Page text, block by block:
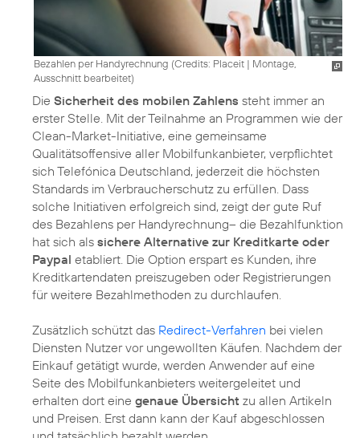
Bezahlen per Handyrechnung (Credits: Placeit | Montage,
Ausschnitt bearbeitet)
Die Sicherheit des mobilen Zahlens steht immer an
erster Stelle. Mit der Teilnahme an Programmen wie der
Clean-Market-Initiative, eine gemeinsame
Qualitätsoffensive aller Mobilfunkanbieter, verpflichtet
sich Telefónica Deutschland, jederzeit die höchsten
Standards im Verbraucherschutz zu erfüllen. Dass
solche Initiativen erfolgreich sind, zeigt der gute Ruf
des Bezahlens per Handyrechnung– die Bezahlfunktion
hat sich als sichere Alternative zur Kreditkarte oder
Paypal etabliert. Die Option erspart es Kunden, ihre
Kreditkartendaten preiszugeben oder Registrierungen
für weitere Bezahlmethoden zu durchlaufen.
Zusätzlich schützt das Redirect-Verfahren bei vielen
Diensten Nutzer vor ungewollten Käufen. Nachdem der
Einkauf getätigt wurde, werden Anwender auf eine
Seite des Mobilfunkanbieters weitergeleitet und
erhalten dort eine genaue Übersicht zu allen Artikeln
und Preisen. Erst dann kann der Kauf abgeschlossen